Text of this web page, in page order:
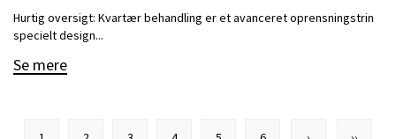
Hurtig oversigt: Kvartær behandling er et avanceret oprensningstrin
specielt design...
Se mere